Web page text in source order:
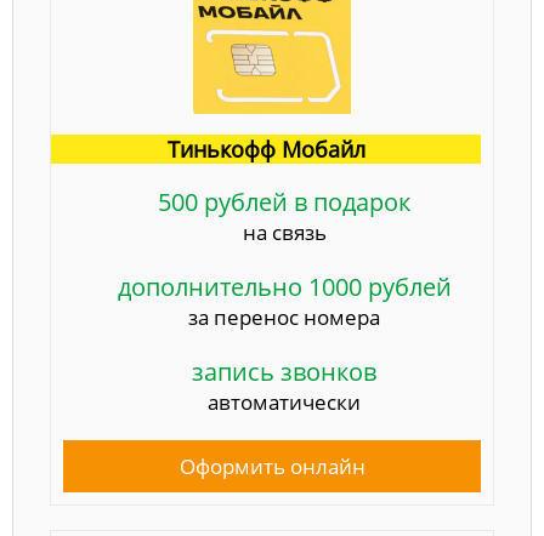
Тинькофф Мобайл
500 рублей в подарок
на связь
дополнительно 1000 рублей
за перенос номера
запись звонков
автоматически
Оформить онлайн